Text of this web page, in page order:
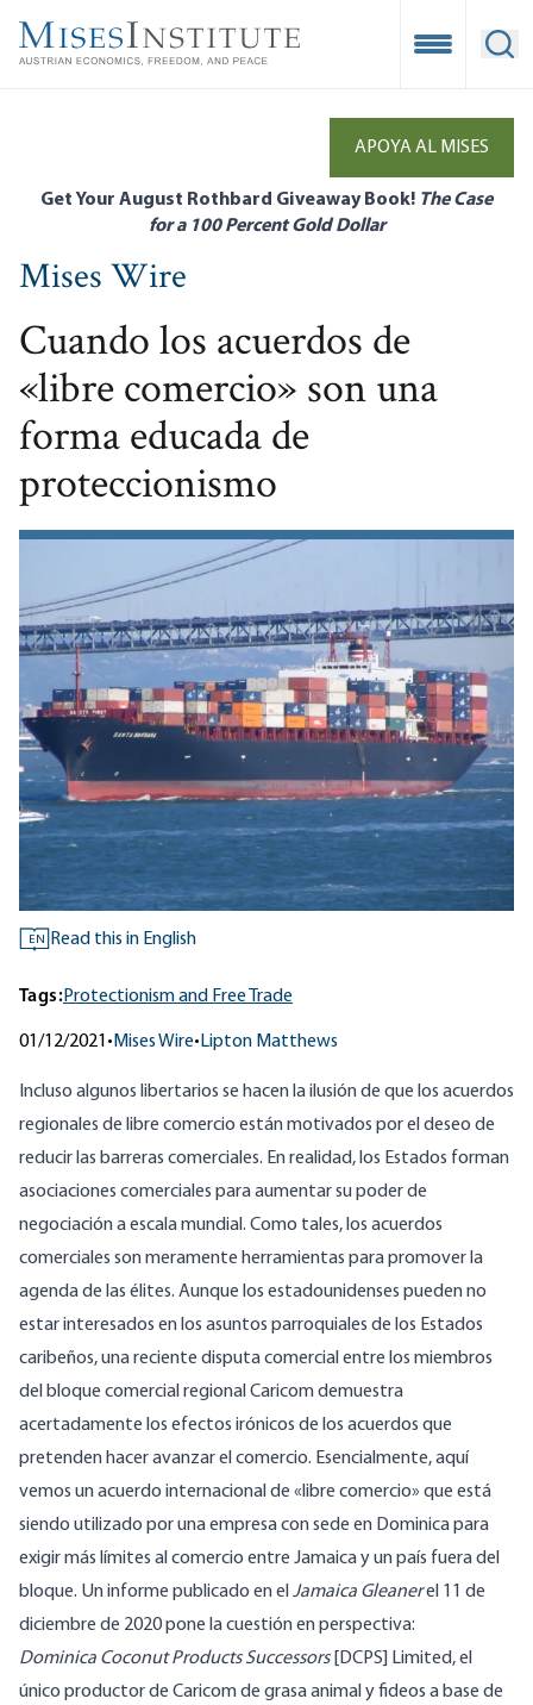
main
Open
APOYA AL MISES
Get Your August Rothbard Giveaway Book! The Case
for a 100 Percent Gold Dollar
Mises Wire
Cuando los acuerdos de
«libre comercio» son una
forma educada de
proteccionismo
EN Read this in English
Tags:Protectionism and Free Trade
01/12/2021 • Mises Wire• Lipton Matthews
Incluso algunos libertarios se hacen la ilusión de que los acuerdos
regionales de libre comercio están motivados por el deseo de
reducir las barreras comerciales. En realidad, los Estados forman
asociaciones comerciales para aumentar su poder de
negociación a escala mundial. Como tales, los acuerdos
comerciales son meramente herramientas para promover la
agenda de las élites. Aunque los estadounidenses pueden no
estar interesados en los asuntos parroquiales de los Estados
caribeños, una reciente disputa comercial entre los miembros
del bloque comercial regional Caricomdemuestra
acertadamente los efectos irónicos de los acuerdos que
pretenden hacer avanzar el comercio. Esencialmente, aquí
vemos un acuerdo internacional de «libre comercio» que está
siendo utilizado por una empresa con sede en Dominica para
exigir más límites al comercio entre Jamaica y un país fuera del
bloque. Un informe publicado en el Jamaica Gleanerel 11 de
diciembre de 2020 pone la cuestión en perspectiva:
Dominica Coconut Products Successors[DCPS] Limited, el
único productor de Caricom de grasa animal y fideos a base de